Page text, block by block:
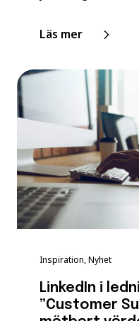
Läs mer
Inspiration, Nyhet
LinkedIn i
”Customer